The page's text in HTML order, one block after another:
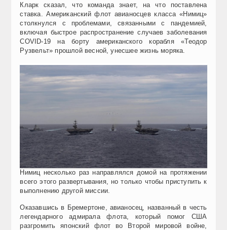
Кларк сказал, что команда знает, на что поставлена
ставка. Американский флот авианосцев класса «Нимиц»
столкнулся с проблемами, связанными с пандемией,
включая быстрое распространение случаев заболевания
COVID-19 на борту американского корабля «Теодор
Рузвельт» прошлой весной, унесшее жизнь моряка.
Нимиц несколько раз направлялся домой на протяжении
всего этого развертывания, но только чтобы приступить к
выполнению другой миссии.
Оказавшись в Бремертоне, авианосец, названный в честь
легендарного адмирала флота, который помог США
разгромить японский флот во Второй мировой войне,